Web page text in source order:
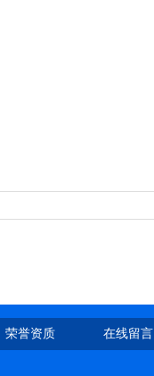
荣誉资质 在线留言